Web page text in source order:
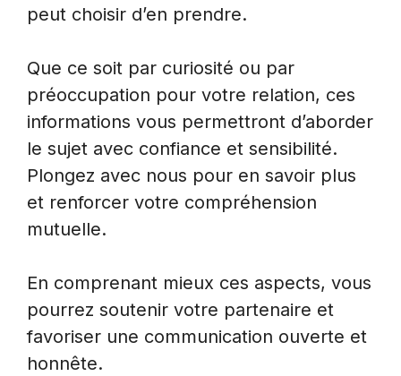
peut choisir d’en prendre.
Que ce soit par curiosité ou par
préoccupation pour votre relation, ces
informations vous permettront d’aborder
le sujet avec confiance et sensibilité.
Plongez avec nous pour en savoir plus
et renforcer votre compréhension
mutuelle.
En comprenant mieux ces aspects, vous
pourrez soutenir votre partenaire et
favoriser une communication ouverte et
honnête.